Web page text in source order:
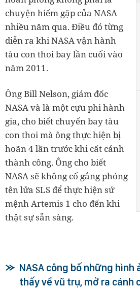
chuyện hiếm gặp của NASA
nhiều năm qua. Điều đó từng
diễn ra khi NASA vận hành
tàu con thoi bay lần cuối vào
năm 2011.
Ông Bill Nelson, giám đốc
NASA và là một cựu phi hành
gia, cho biết chuyến bay tàu
con thoi mà ông thực hiện bị
hoãn 4 lần trước khi cất cánh
thành công. Ông cho biết
NASA sẽ không cố gắng phóng
tên lửa SLS để thực hiện sứ
mệnh Artemis 1 cho đến khi
thật sự sẵn sàng.
NASA công bố những hình
thấy về vũ trụ, mở ra cánh